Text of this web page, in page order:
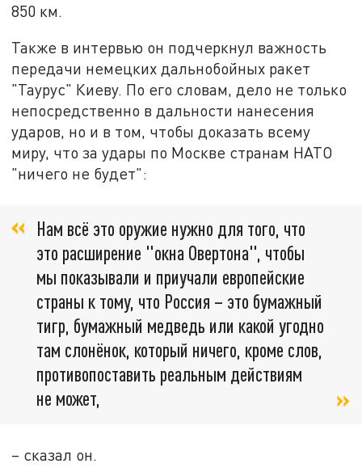
850 км.
Также в интервью он подчеркнул важность
передачи немецких дальнобойных ракет
"Таурус" Киеву. По его словам, дело не только
непосредственно в дальности нанесения
ударов, но и в том, чтобы доказать всему
миру, что за удары по Москве странам НАТО
"ничего не будет":
Нам всё это оружие нужно для того, что
это расширение "окна Овертона", чтобы
мы показывали и приучали европейские
страны к тому, что Россия – это бумажный
тигр, бумажный медведь или какой угодно
там слонёнок, который ничего, кроме слов,
противопоставить реальным действиям
не может,
– сказал он.